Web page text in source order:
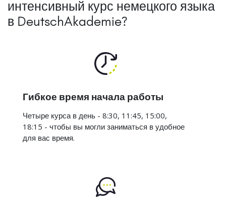
интенсивный курс немецкого языка
в DeutschAkademie?
Гибкое время начала работы
Четыре курса в день - 8:30, 11:45, 15:00,
18:15 - чтобы вы могли заниматься в удобное
для вас время.